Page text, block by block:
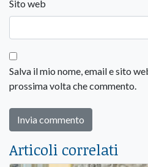
Sito web
Salva il mio nome, email e sito
prossima volta che commento.
Articoli correlati